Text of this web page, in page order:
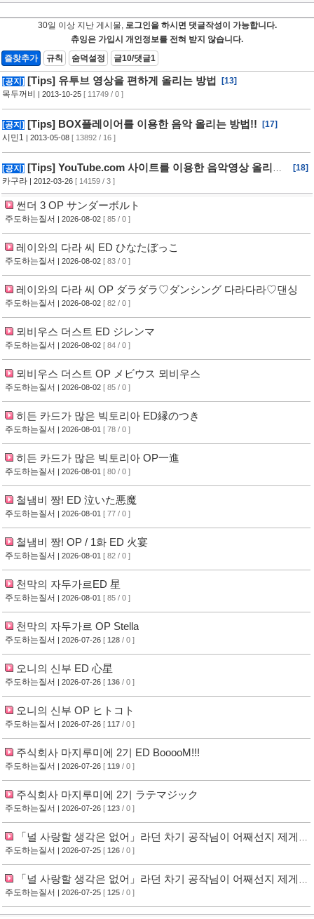
30일 이상 지난 게시물, 로그인을 하시면 댓글작성이 가능합니다.
츄잉은 가입시 개인정보를 전혀 받지 않습니다.
즐찾추가
규칙 숨덕설정 글10/댓글1
[공지] [Tips] 유투브 영상을 편하게 올리는 방법
[13]
목두꺼비
| 2013-10-25 [ 11749 / 0 ]
[공지] [Tips] BOX플레이어를 이용한 음악 올리는 방법!!
[17]
시민1 | 2013-05-08 [ 13892 / 16 ]
[공지] [Tips] YouTube.com 사이트를 이용한 음악영상 올리는
방법!!
[18]
카구라 | 2012-03-26 [ 14159 / 3 ]
썬더 3 OP サンダーボルト
주도하는질서 | 2026-08-02 [ 85 / 0 ]
레이와의 다라 씨 ED ひなたぼっこ
주도하는질서 | 2026-08-02 [ 83 / 0 ]
레이와의 다라 씨 OP ダラダラ♡ダンシング 다라다라♡댄싱
주도하는질서 | 2026-08-02 [ 82 / 0 ]
뫼비우스 더스트 ED ジレンマ
주도하는질서 | 2026-08-02 [ 84 / 0 ]
뫼비우스 더스트 OP メビウス 뫼비우스
주도하는질서 | 2026-08-02 [ 85 / 0 ]
히든 카드가 많은 빅토리아 ED縁のつき
주도하는질서 | 2026-08-01 [ 78 / 0 ]
히든 카드가 많은 빅토리아 OP一進
주도하는질서 | 2026-08-01 [ 80 / 0 ]
철냄비 짱! ED 泣いた悪魔
주도하는질서 | 2026-08-01 [ 77 / 0 ]
철냄비 짱! OP / 1화 ED 火宴
주도하는질서 | 2026-08-01 [ 82 / 0 ]
천막의 자두가르ED 星
주도하는질서 | 2026-08-01 [ 85 / 0 ]
천막의 자두가르 OP Stella
주도하는질서 | 2026-07-26 [ 128 / 0 ]
오니의 신부 ED 心星
주도하는질서 | 2026-07-26 [ 136 / 0 ]
오니의 신부 OP ヒトコト
주도하는질서 | 2026-07-26 [ 117 / 0 ]
주식회사 마지루미에 2기 ED BooooM!!!
주도하는질서 | 2026-07-26 [ 119 / 0 ]
주식회사 마지루미에 2기 ラテマジック
주도하는질서 | 2026-07-26 [ 123 / 0 ]
「널 사랑할 생각은 없어」라던 차기 공작님이 어째선지 제게
푹 빠졌어요 ED 最終回
주도하는질서 | 2026-07-25 [ 126 / 0 ]
「널 사랑할 생각은 없어」라던 차기 공작님이 어째선지 제게
푹 빠졌어요 OP いつかちゃんと。
주도하는질서 | 2026-07-25 [ 125 / 0 ]